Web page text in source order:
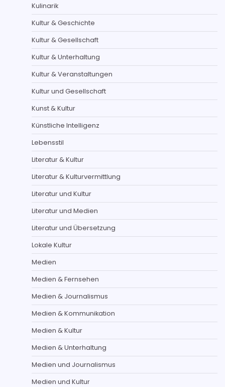
Kulinarik
Kultur & Geschichte
Kultur & Gesellschaft
Kultur & Unterhaltung
Kultur & Veranstaltungen
Kultur und Gesellschaft
Kunst & Kultur
Künstliche Intelligenz
Lebensstil
Literatur & Kultur
Literatur & Kulturvermittlung
Literatur und Kultur
Literatur und Medien
Literatur und Übersetzung
Lokale Kultur
Medien
Medien & Fernsehen
Medien & Journalismus
Medien & Kommunikation
Medien & Kultur
Medien & Unterhaltung
Medien und Journalismus
Medien und Kultur